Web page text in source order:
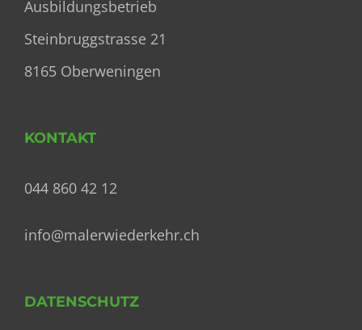
Ausbildungsbetrieb
Steinbruggstrasse 21
8165 Oberweningen
KONTAKT
044 860 42 12
info@malerwiederkehr.ch
DATENSCHUTZ